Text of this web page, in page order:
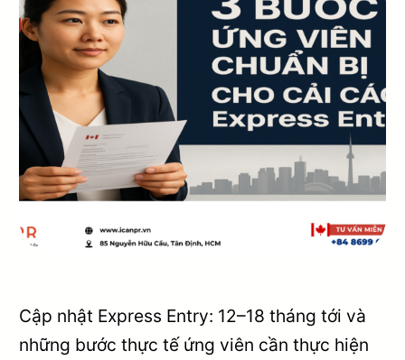
Cập nhật Express Entry: 12–18 tháng tới và
những bước thực tế ứng viên cần thực hiện